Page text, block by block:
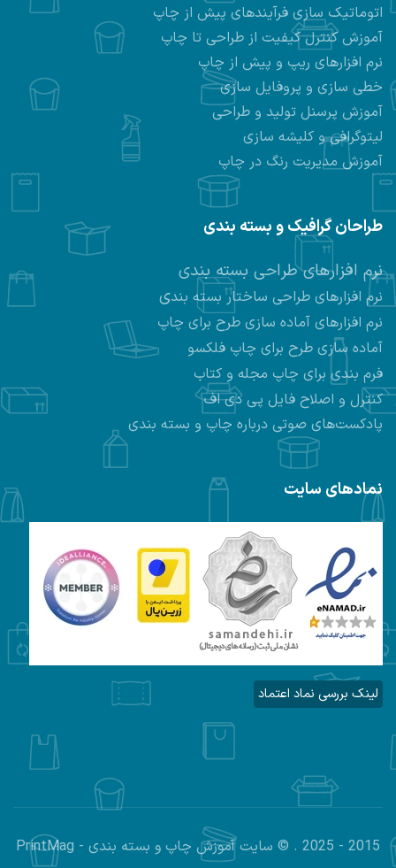
اتوماتیک سازی فرآیندهای پیش از چاپ
آموزش کنترل کیفیت از طراحی تا چاپ
نرم افزارهای ریپ و پیش از چاپ
خطی سازی و پروفایل سازی
آموزش پرسنل تولید و طراحی
لیتوگرافی و کلیشه سازی
آموزش مدیریت رنگ در چاپ
طراحان گرافیک و بسته بندی
نرم افزارهای طراحی بسته بندی
نرم افزارهای طراحی ساختار بسته بندی
نرم افزارهای آماده سازی طرح برای چاپ
آماده سازی طرح برای چاپ فلکسو
فرم بندی برای چاپ مجله و کتاب
کنترل و اصلاح فایل پی دی اف
پادکست‌های صوتی درباره چاپ و بسته بندی
نمادهای سایت
لینک بررسی نماد اعتماد
2015 - 2025 . © سایت آموزش چاپ و بسته بندی - PrintMag